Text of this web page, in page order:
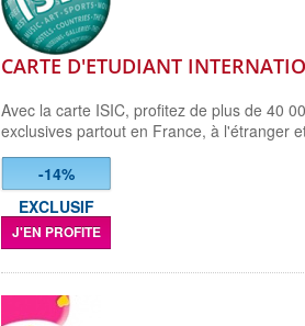
CARTE D'ETUDIANT
Avec la carte ISIC, profitez de plus de 40
exclusives partout en France, à l'étranger
-14%
EXCLUSIF
J'EN PROFITE